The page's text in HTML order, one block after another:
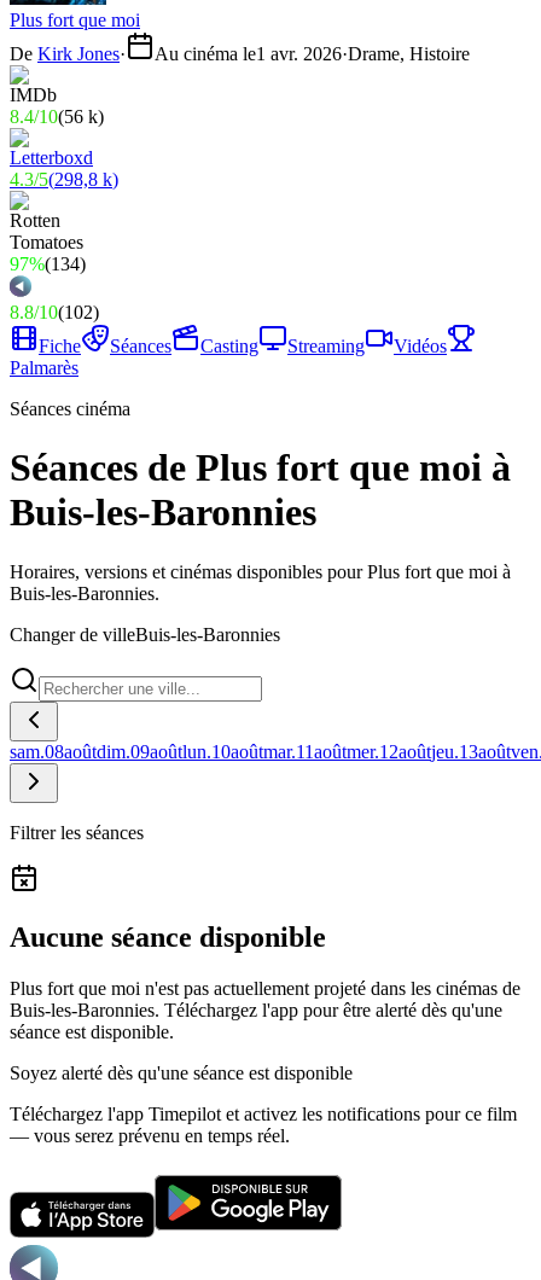
Plus fort que moi
De Kirk Jones· Au cinéma le1 avr. 2026·Drame, Histoire
8.4/10(56 k)
4.3/5(298,8 k)
97%(134)
8.8/10(102)
Fiche
Séances Casting Streaming
Vidéos
Palmarès
Séances cinéma
Séances de Plus fort que moi à
Buis-les-Baronnies
Horaires, versions et cinémas disponibles pour Plus fort que moi à
Buis-les-Baronnies.
Changer de villeBuis-les-Baronnies
sam.08aoûtdim.09aoûtlun.10aoûtmar.11aoûtmer.12aoûtjeu.13août
Filtrer les séances
Aucune séance disponible
Plus fort que moi n'est pas actuellement projeté dans les cinémas de
Buis-les-Baronnies. Téléchargez l'app pour être alerté dès qu'une
séance est disponible.
Soyez alerté dès qu'une séance est disponible
Téléchargez l'app Timepilot et activez les notifications pour ce film
— vous serez prévenu en temps réel.